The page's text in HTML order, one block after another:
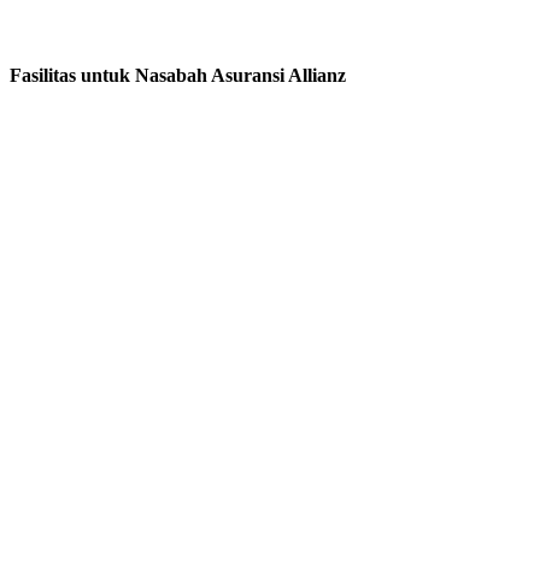
Fasilitas untuk Nasabah Asuransi Allianz